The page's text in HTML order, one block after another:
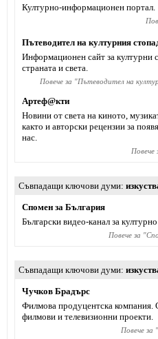
Културно-информационен портал.
Пътеводител на културния
Информационен сайт за културни
страната и света.
Повече за "Пътеводител на
Артеф@кти
Новини от света на киното,
както и авторски рецензии за
нас.
Повече
Съвпадащи ключови думи
Спомен за България
Български видео-канал за
Повече за "
Съвпадащи ключови думи
Чучков Брадърс
Филмова продуцентска компания.
филмови и телевизионни проекти.
Повече за "